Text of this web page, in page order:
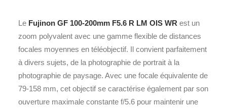
Le Fujinon GF 100-200mm F5.6 R LM OIS WR est un
zoom polyvalent avec une gamme flexible de distances
focales moyennes en téléobjectif. Il convient parfaitement
à divers sujets, de la photographie de portrait à la
photographie de paysage. Avec une focale équivalente de
79-158 mm, cet objectif se caractérise également par son
ouverture maximale constante f/5.6 pour maintenir une